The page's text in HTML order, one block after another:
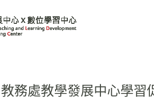
務處教學發展中心學習